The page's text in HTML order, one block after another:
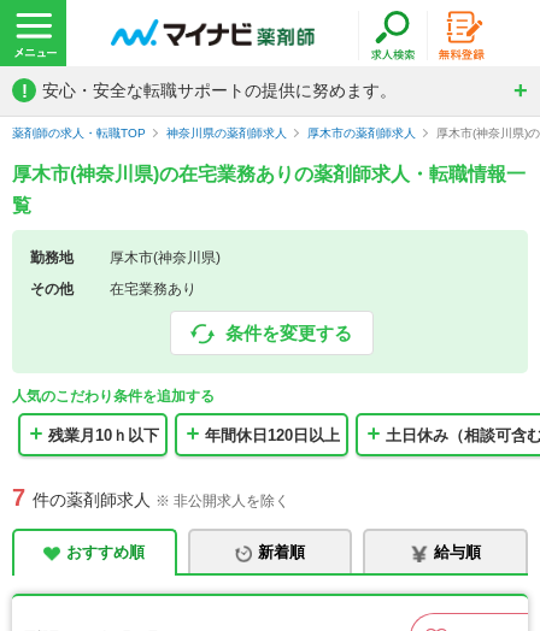
! 安心・安全な転職サポートの提供に努めます。
薬剤師の求人・転職TOP 神奈川県の薬剤師求人 厚木市の薬剤師求人 厚木市(神奈川県)
厚木市(神奈川県)の在宅業務ありの薬剤師求人・転職情報一
覧
勤務地
厚木市(神奈川県)
その他
在宅業務あり
条件を変更する
人気のこだわり条件を追加する
残業月10ｈ以下 年間休日120日以上 土日休み（相談可含
7 件の薬剤師求人 ※ 非公開求人を除く
おすすめ順 新着順 給与順